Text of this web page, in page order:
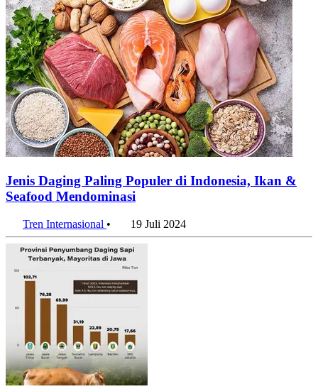
Jenis Daging Paling Populer di Indonesia, Ikan &
Tren Internasional• 19 Juli 2024